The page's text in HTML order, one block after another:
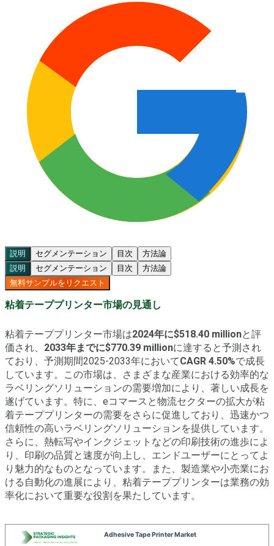
説明 セグメンテーション 目次
方法論
説明
セグメンテーション 目次
方法論
無料サンプルをリクエスト
粘着テーププリンター市場の見通し
粘着テーププリンター市場は2024年に$518.40 millionと評
価され、 2033年までに$770.39 millionに達すると予測され
ており、予測期間2025-2033年においてCAGR 4.50%で成長
しています。この市場は、さまざまな産業における効率的な
ラベリングソリューションの需要増加により、著しい成長を
遂げています。特に、eコマースと物流セクターの拡大が粘
着テーププリンターの需要をさらに促進しており、迅速かつ
信頼性の高いラベリングソリューションを提供しています。
さらに、熱転写やインクジェットなどの印刷技術の進歩によ
り、印刷の品質と速度が向上し、エンドユーザーにとってよ
り魅力的なものとなっています。また、製造業や小売業にお
ける自動化の進展により、粘着テーププリンターは業務の効
率化において重要な役割を果たしています。